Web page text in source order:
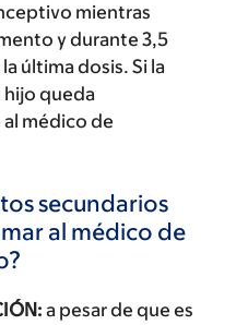
mientras
y durante 3,5
última dosis. Si la
hijo queda
médico de
secundarios
al médico de
a pesar de que es